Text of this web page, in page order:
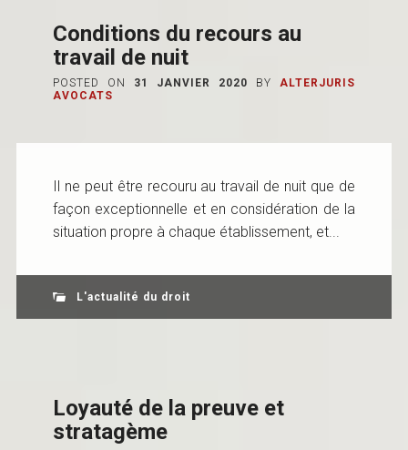
Conditions du recours au
travail de nuit
POSTED ON 31 JANVIER 2020 BY
ALTERJURIS
AVOCATS
Il ne peut être recouru au travail de nuit que de
façon exceptionnelle et en considération de la
situation propre à chaque établissement, et...
L'actualité du droit
Loyauté de la preuve et
stratagème